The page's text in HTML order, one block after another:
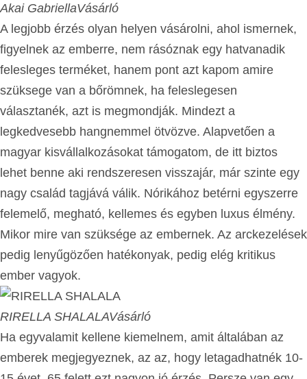
Akai GabriellaVásárló
A legjobb érzés olyan helyen vásárolni, ahol ismernek,
figyelnek az emberre, nem rásóznak egy hatvanadik
felesleges terméket, hanem pont azt kapom amire
szüksege van a bőrömnek, ha feleslegesen
választanék, azt is megmondják. Mindezt a
legkedvesebb hangnemmel ötvözve. Alapvetően a
magyar kisvállalkozásokat támogatom, de itt biztos
lehet benne aki rendszeresen visszajár, már szinte egy
nagy család tagjává válik. Nórikához betérni egyszerre
felemelő, megható, kellemes és egyben luxus élmény.
Mikor mire van szüksége az embernek. Az arckezelések
pedig lenyűgözően hatékonyak, pedig elég kritikus
ember vagyok.
RIRELLA SHALALAVásárló
Ha egyvalamit kellene kiemelnem, amit általában az
emberek megjegyeznek, az az, hogy letagadhatnék 10-